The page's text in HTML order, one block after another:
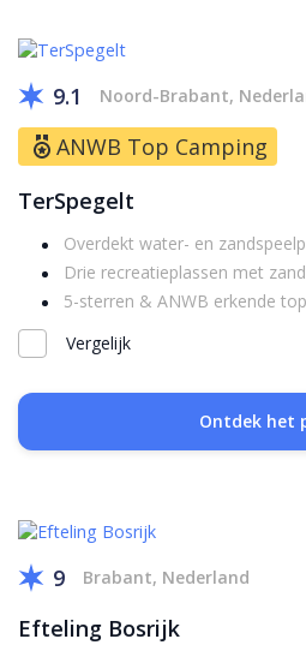
9.1 Noord-Brabant,
ANWB Top Camping
TerSpegelt
Overdekt water- en
Drie recreatieplassen met
5-sterren & ANWB erkende
Vergelijk
Ontdek het
9 Brabant, Nederland
Efteling Bosrijk